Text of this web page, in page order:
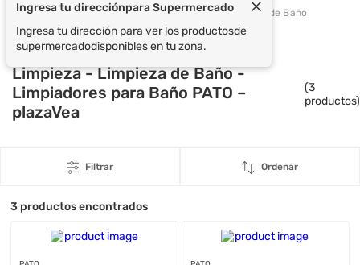
Ingresa tu direcciónpara Supermercado
Ingresa tu dirección para ver los productosde
supermercadodisponibles en tu zona.
Supermercado Limpieza Limpieza de Baño
Limpieza - Limpieza de Baño -
Limpiadores para Baño PATO –
plazaVea
(3
productos)
Filtrar Ordenar
3 productos encontrados